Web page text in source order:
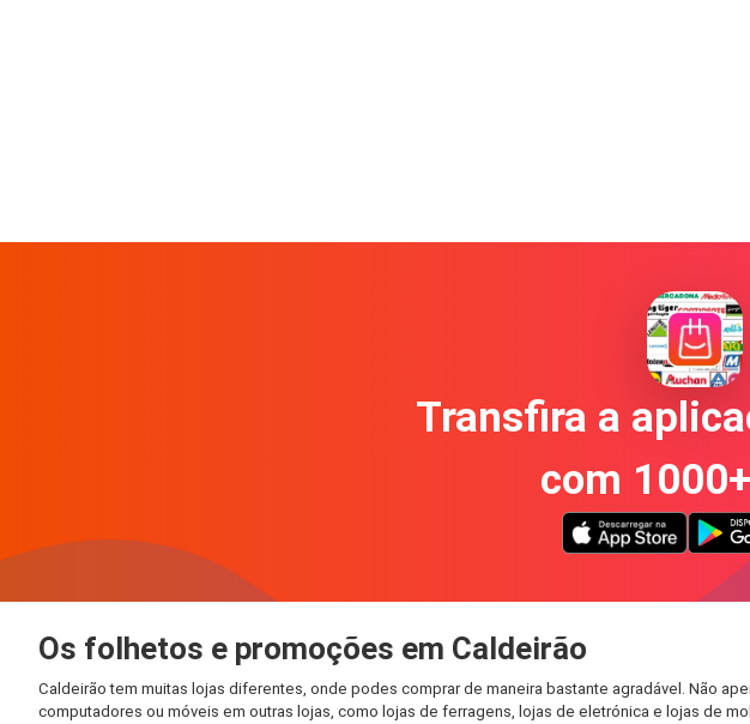
Transfira a
com
Os folhetos e promoções em Caldeirão
Caldeirão tem muitas lojas diferentes, onde podes comprar de maneira bastante agradável. Não
computadores ou móveis em outras lojas, como lojas de ferragens, lojas de eletrónica e lojas de